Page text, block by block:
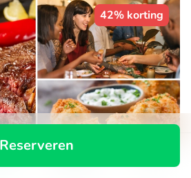
Reserveren
42% korting